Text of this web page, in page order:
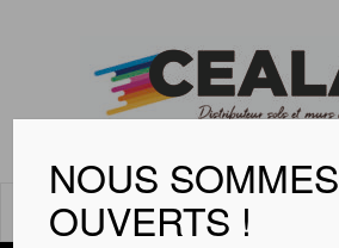
NOUS SOMMES
OUVERTS !